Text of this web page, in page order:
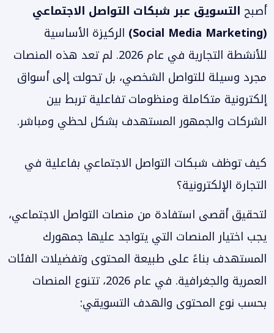
أصبح التسويق عبر شبكات التواصل الاجتماعي
(Social Media Marketing)
الركيزة الأساسية
للأنشطة التجارية في عام 2026. لم تعد هذه المنصات
مجرد وسيلة للتواصل الشخصي، بل تحولت إلى أسواق
إلكترونية متكاملة ومنظومات تفاعلية تربط بين
الشركات والجمهور المستهدف بشكل لحظي ومباشر.
كيف توظف شبكات التواصل الاجتماعي بفاعلية في
التجارة الإلكترونية؟
لتحقيق أقصى استفادة من منصات التواصل الاجتماعي،
يجب اختيار المنصات التي يتواجد عليها جمهورك
المستهدف بناءً على طبيعة المحتوى وتفضيلات الفئات
العمرية والجغرافية. في عام 2026، تتنوع المنصات
بحسب نوع المحتوى والهدف التسويقي: